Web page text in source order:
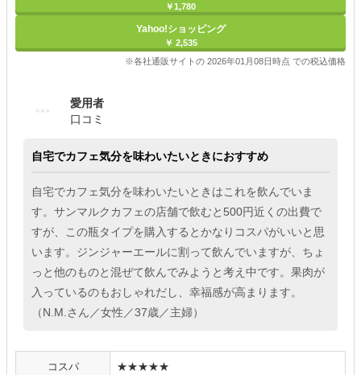
￥1,780
Yahoo!ショッピング
￥ 2,535
※各社通販サイトの 2026年01月08日時点 での税込価格
愛用者
口コミ
自宅でカフェ気分を味わいたいときにおすすめ
自宅でカフェ気分を味わいたいときはこれを飲んでいま
す。サンマルクカフェの店舗で飲むと500円近くの出費で
すが、この瓶タイプを購入するとかなりコスパがいいと思
います。ジンジャーエールに割って飲んでいますが、ちょ
っと他のものと混ぜて飲んでみようと考え中です。果肉が
入っているのもおしゃれだし、幸福感が高まります。
（N.M.さん／女性／37歳／主婦）
コスパ ★★★★★